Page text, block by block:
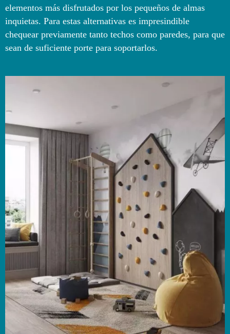
elementos más disfrutados por los pequeños de almas
inquietas. Para estas alternativas es impresindible
chequear previamente tanto techos como paredes, para que
sean de suficiente porte para soportarlos.